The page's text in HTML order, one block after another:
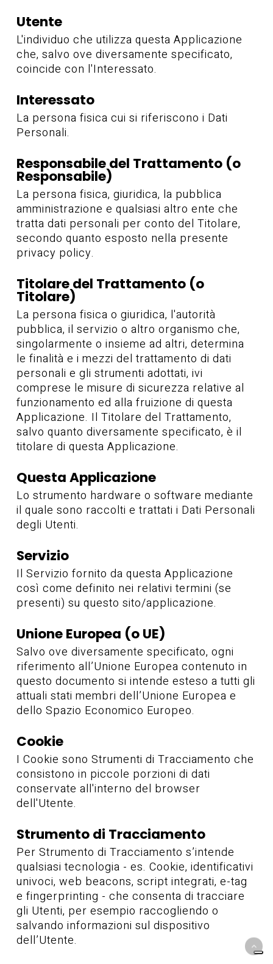
Utente
L'individuo che utilizza questa Applicazione
che, salvo ove diversamente specificato,
coincide con l'Interessato.
Interessato
La persona fisica cui si riferiscono i Dati
Personali.
Responsabile del Trattamento (o
Responsabile)
La persona fisica, giuridica, la pubblica
amministrazione e qualsiasi altro ente che
tratta dati personali per conto del Titolare,
secondo quanto esposto nella presente
privacy policy.
Titolare del Trattamento (o
Titolare)
La persona fisica o giuridica, l'autorità
pubblica, il servizio o altro organismo che,
singolarmente o insieme ad altri, determina
le finalità e i mezzi del trattamento di dati
personali e gli strumenti adottati, ivi
comprese le misure di sicurezza relative al
funzionamento ed alla fruizione di questa
Applicazione. Il Titolare del Trattamento,
salvo quanto diversamente specificato, è il
titolare di questa Applicazione.
Questa Applicazione
Lo strumento hardware o software mediante
il quale sono raccolti e trattati i Dati Personali
degli Utenti.
Servizio
Il Servizio fornito da questa Applicazione
così come definito nei relativi termini (se
presenti) su questo sito/applicazione.
Unione Europea (o UE)
Salvo ove diversamente specificato, ogni
riferimento all’Unione Europea contenuto in
questo documento si intende esteso a tutti gli
attuali stati membri dell’Unione Europea e
dello Spazio Economico Europeo.
Cookie
I Cookie sono Strumenti di Tracciamento che
consistono in piccole porzioni di dati
conservate all'interno del browser
dell'Utente.
Strumento di Tracciamento
Per Strumento di Tracciamento s’intende
qualsiasi tecnologia - es. Cookie, identificativi
univoci, web beacons, script integrati, e-tag
e fingerprinting - che consenta di tracciare
gli Utenti, per esempio raccogliendo o
salvando informazioni sul dispositivo
dell’Utente.